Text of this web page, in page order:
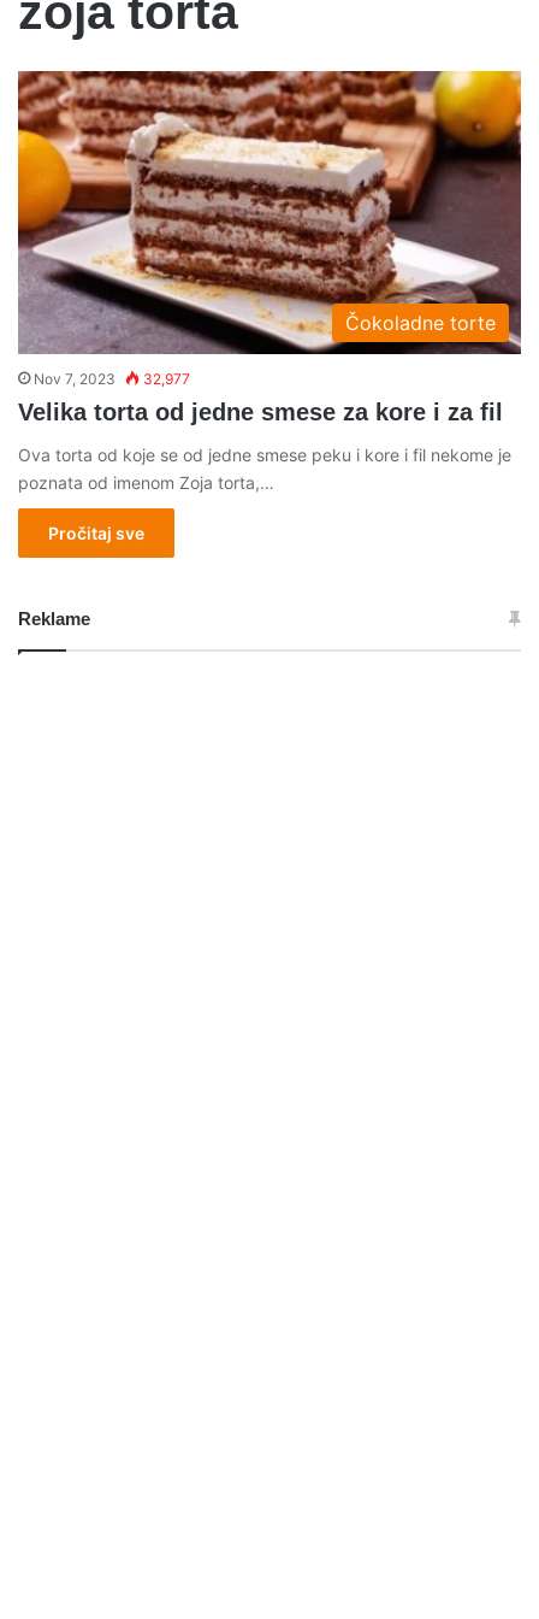
zoja torta
Čokoladne torte
Nov 7, 2023 32,977
Velika torta od jedne smese za kore i za fil
Ova torta od koje se od jedne smese peku i kore i fil nekome je
poznata od imenom Zoja torta,…
Pročitaj sve
Reklame